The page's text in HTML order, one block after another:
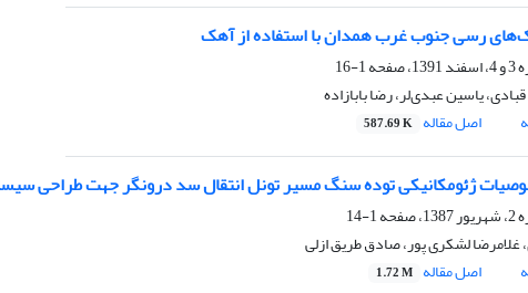
رسی جنوب غرب همدان با استفاده از آهک
1-16
یاسین عبدی‌لر، رضا بابازاده
اصل مقاله 587.69 K
ژئومکانیکی توده‌ سنگ مسیر تونل انتقال سد درونگر جهت طراحی
1-14
لشکری پور، صادق طریق ازلی
اصل مقاله 1.72 M